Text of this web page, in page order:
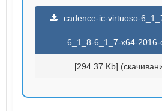
cadence-ic-virtuoso-
6_1_8-6_1_7-x64-
[294.37 Kb]